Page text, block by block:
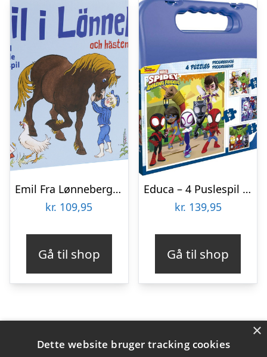
Emil Fra Lønneberg Gulvpuslespil
kr. 109,95
Gå til shop
Educa – 4 Puslespil I Kuffert – 6-9-12-16 Brikker – Spidey & His Amazing Friends
kr. 139,95
Gå til shop
Varekategorier
×
Dette website bruger tracking cookies